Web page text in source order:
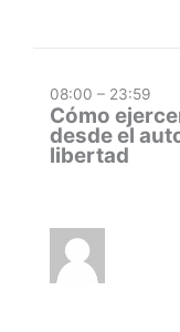
08:00 – 23:59
Cómo
desde el
libertad